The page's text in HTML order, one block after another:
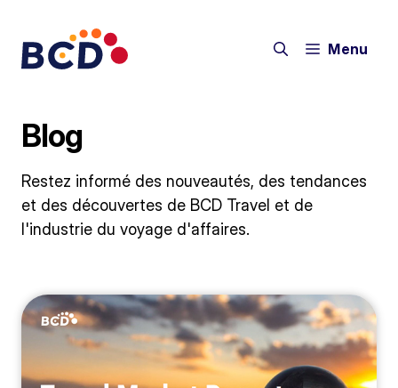
contenu
Menu
Blog
Restez informé des nouveautés, des tendances
et des découvertes de BCD Travel et de
l'industrie du voyage d'affaires.